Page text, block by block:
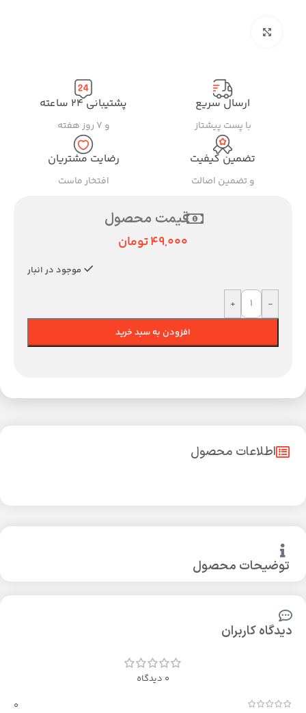
ارسال سریع
با پست پیشتاز
پشتیبانی ۲۴ ساعته
و ۷ روز هفته
تضمین کیفیت
و تضمین اصالت
رضایت مشتریان
افتخار ماست
قیمت محصول
49,000تومان
موجود در انبار
-
+
افزودن به سبد خرید
توضیحات محصول
اطلاعات محصول
دیدگاه کاربران
0 دیدگاه
0